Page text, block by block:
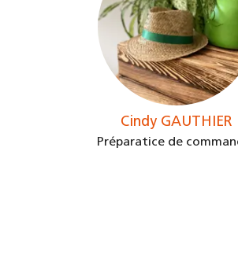
Cindy GAUTHIER
Préparatice de